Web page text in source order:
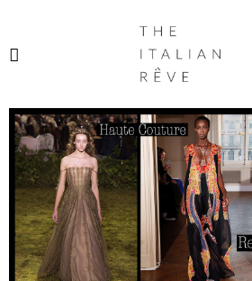
ITALIAN
RÊVE